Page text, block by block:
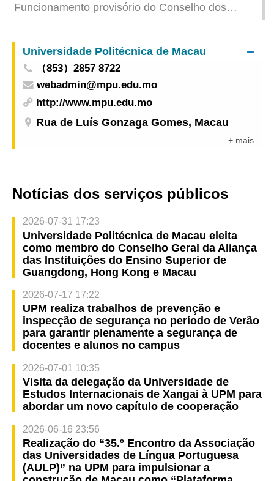
Funcionamento provisório do Conselho dos
Universidade Politécnica de Macau
（853）2857 8722
webadmin@mpu.edu.mo
http://www.mpu.edu.mo
Rua de Luís Gonzaga Gomes, Macau
+ mais
Notícias dos serviços públicos
2026-07-31 17:23
Universidade Politécnica de Macau eleita
como membro do Conselho Geral da Aliança
das Instituições do Ensino Superior de
Guangdong, Hong Kong e Macau
2026-07-17 17:22
UPM realiza trabalhos de prevenção e
inspecção de segurança no período de Verão
para garantir plenamente a segurança de
docentes e alunos no campus
2026-07-01 10:35
Visita da delegação da Universidade de
Estudos Internacionais de Xangai à UPM para
abordar um novo capítulo de cooperação
2026-06-16 23:56
Realização do “35.º Encontro da Associação
das Universidades de Língua Portuguesa
(AULP)” na UPM para impulsionar a